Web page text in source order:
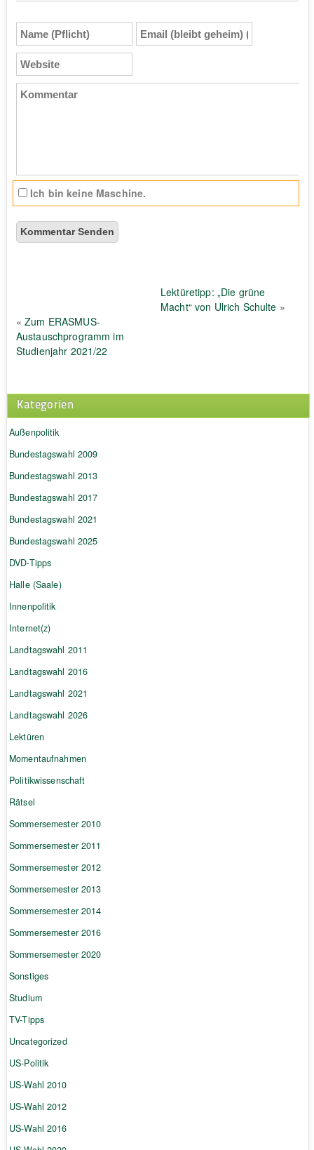
Name
(Pflicht)
Email
(bleibt
Website
Kommentar
Ich bin keine Maschine.
Lektüretipp: „Die grüne
Macht“ von Ulrich Schulte »
«Zum ERASMUS-
Austauschprogramm im
Studienjahr 2021/22
Kategorien
Außenpolitik
Bundestagswahl 2009
Bundestagswahl 2013
Bundestagswahl 2017
Bundestagswahl 2021
Bundestagswahl 2025
DVD-Tipps
Halle (Saale)
Innenpolitik
Internet(z)
Landtagswahl 2011
Landtagswahl 2016
Landtagswahl 2021
Landtagswahl 2026
Lektüren
Momentaufnahmen
Politikwissenschaft
Rätsel
Sommersemester 2010
Sommersemester 2011
Sommersemester 2012
Sommersemester 2013
Sommersemester 2014
Sommersemester 2016
Sommersemester 2020
Sonstiges
Studium
TV-Tipps
Uncategorized
US-Politik
US-Wahl 2010
US-Wahl 2012
US-Wahl 2016